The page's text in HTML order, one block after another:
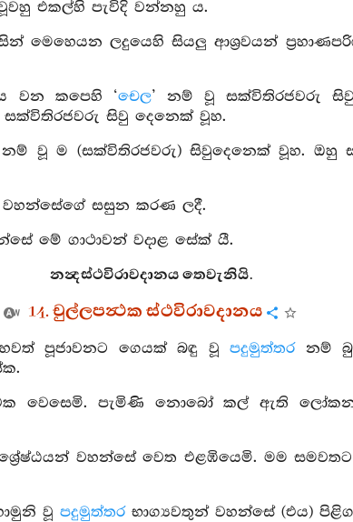
එකල්හි පැවිදි වන්නහු ය.
මෙහෙයන ලදුයෙහි සියලු ආශ්‍රවයන්
වන කපෙහි ‘චෙල’ නම් වූ සක්විතිරජවරු
සක්විතිරජවරු සිවු දෙනෙක් වූහ.
නම් වූ ම (සක්විතිරජවරු) සිවුදෙනෙක් වූහ. ඔහු
වහන්සේගේ සසුන කරණ ලදී.
මේ ගාථාවන් වදාළ සේක් යී.
නන්‍දස්ථවිරාවදානය තෙවැනියි.
14. චුල්ලපන්‍ථක ස්ථවිරාවදානය
පූජාවනට ගෙයක් බඳු වූපදුමුත්තරනම්
වෙසෙමි. පැමිණි නොබෝ කල් ඇති
වහන්සේ වෙත එළඹියෙමි. මම
වූ පදුමුත්තරභාග්‍යවතුන් වහන්සේ (එය)